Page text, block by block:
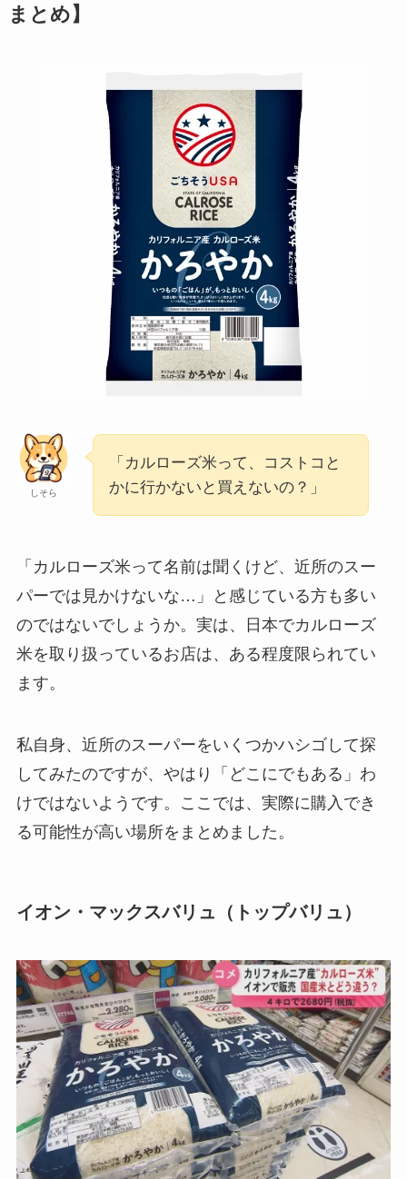
まとめ】
しそら
「カルローズ米って、コストコと
かに行かないと買えないの？」
「カルローズ米って名前は聞くけど、近所のスー
パーでは見かけないな…」と感じている方も多い
のではないでしょうか。実は、日本でカルローズ
米を取り扱っているお店は、ある程度限られてい
ます。
私自身、近所のスーパーをいくつかハシゴして探
してみたのですが、やはり「どこにでもある」わ
けではないようです。ここでは、実際に購入でき
る可能性が高い場所をまとめました。
イオン・マックスバリュ（トップバリュ）